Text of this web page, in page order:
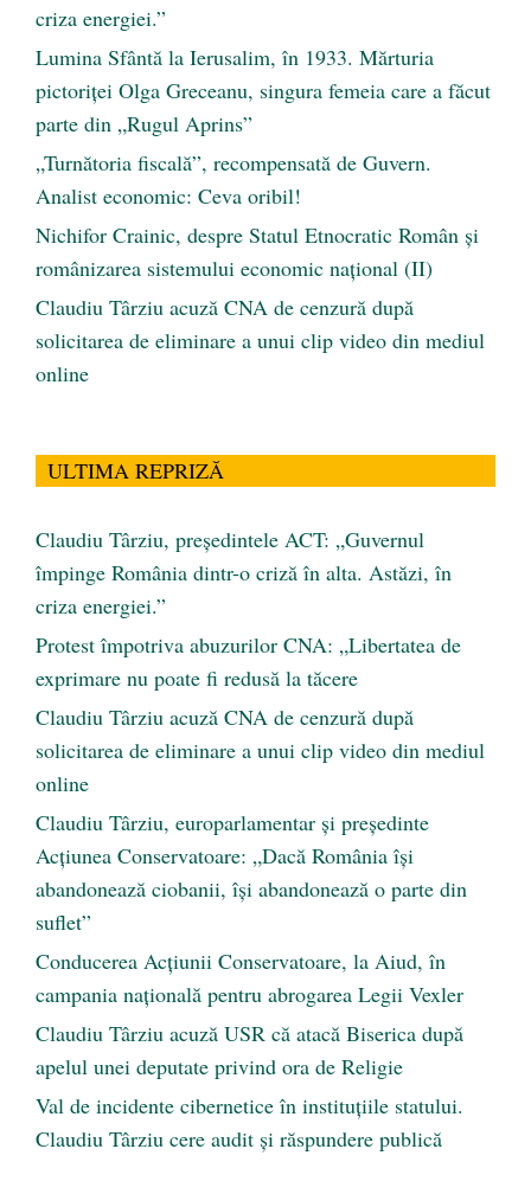
criza energiei.”
Lumina Sfântă la Ierusalim, în 1933. Mărturia
pictoriței Olga Greceanu, singura femeia care a făcut
parte din „Rugul Aprins”
„Turnătoria fiscală”, recompensată de Guvern.
Analist economic: Ceva oribil!
Nichifor Crainic, despre Statul Etnocratic Român şi
românizarea sistemului economic naţional (II)
Claudiu Târziu acuză CNA de cenzură după
solicitarea de eliminare a unui clip video din mediul
online
ULTIMA REPRIZĂ
Claudiu Târziu, președintele ACT: „Guvernul
împinge România dintr-o criză în alta. Astăzi, în
criza energiei.”
Protest împotriva abuzurilor CNA: „Libertatea de
exprimare nu poate fi redusă la tăcere
Claudiu Târziu acuză CNA de cenzură după
solicitarea de eliminare a unui clip video din mediul
online
Claudiu Târziu, europarlamentar și președinte
Acțiunea Conservatoare: „Dacă România își
abandonează ciobanii, își abandonează o parte din
suflet”
Conducerea Acțiunii Conservatoare, la Aiud, în
campania națională pentru abrogarea Legii Vexler
Claudiu Târziu acuză USR că atacă Biserica după
apelul unei deputate privind ora de Religie
Val de incidente cibernetice în instituțiile statului.
Claudiu Târziu cere audit și răspundere publică